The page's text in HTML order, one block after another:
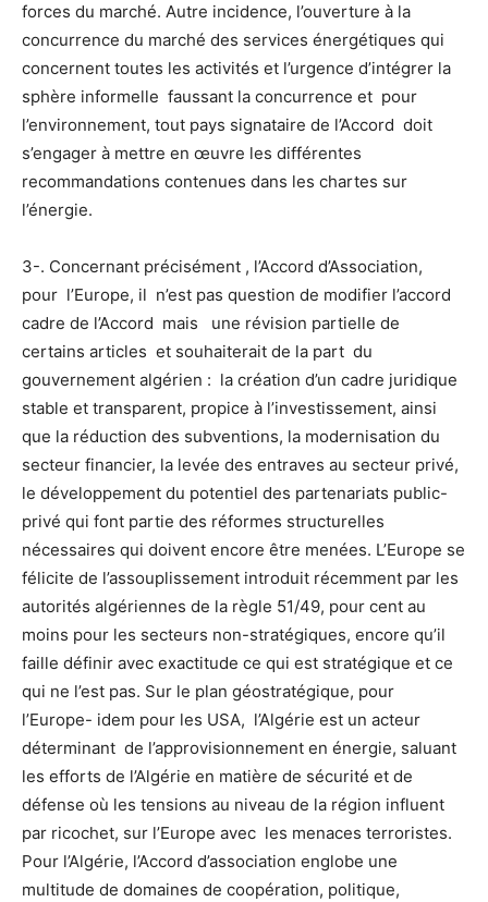
forces du marché. Autre incidence, l’ouverture à la
concurrence du marché des services énergétiques qui
concernent toutes les activités et l’urgence d’intégrer la
sphère informelle faussant la concurrence et pour
l’environnement, tout pays signataire de l’Accord doit
s’engager à mettre en œuvre les différentes
recommandations contenues dans les chartes sur
l’énergie.
3-. Concernant précisément , l’Accord d’Association,
pour l’Europe, il n’est pas question de modifier l’accord
cadre de l’Accord mais une révision partielle de
certains articles et souhaiterait de la part du
gouvernement algérien : la création d’un cadre juridique
stable et transparent, propice à l’investissement, ainsi
que la réduction des subventions, la modernisation du
secteur financier, la levée des entraves au secteur privé,
le développement du potentiel des partenariats public-
privé qui font partie des réformes structurelles
nécessaires qui doivent encore être menées. L’Europe se
félicite de l’assouplissement introduit récemment par les
autorités algériennes de la règle 51/49, pour cent au
moins pour les secteurs non-stratégiques, encore qu’il
faille définir avec exactitude ce qui est stratégique et ce
qui ne l’est pas. Sur le plan géostratégique, pour
l’Europe- idem pour les USA, l’Algérie est un acteur
déterminant de l’approvisionnement en énergie, saluant
les efforts de l’Algérie en matière de sécurité et de
défense où les tensions au niveau de la région influent
par ricochet, sur l’Europe avec les menaces terroristes.
Pour l’Algérie, l’Accord d’association englobe une
multitude de domaines de coopération, politique,